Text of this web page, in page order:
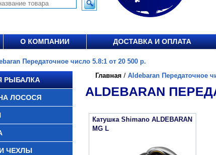
О КОМПАНИИ ДОСТАВКА И ОПЛАТА
Передаточное число 5.8:1 от 20 500 р.
РЫБАЛКА
ЛОСОСЯ
ЧЕХЛЫ
Главная / Aldebaran Передаточное
ALDEBARAN
Катушка Shimano ALDEBARAN
MG L